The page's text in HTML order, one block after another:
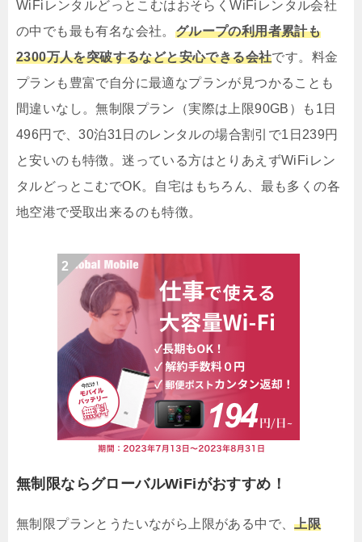
WiFiレンタルどっとこむはおそらくWiFiレンタル会社
の中でも最も有名な会社。 グループの利用者累計も
2300万人を突破するなどと安心できる会社です。料金
プランも豊富で自分に最適なプランが見つかることも
間違いなし。無制限プラン（実際は上限90GB）も1日
496円で、30泊31日のレンタルの場合割引で1日239円
と安いのも特徴。迷っている方はとりあえずWiFiレン
タルどっとこむでOK。自宅はもちろん、最も多くの各
地空港で受取出来るのも特徴。
無制限ならグローバルWiFiがおすすめ！
無制限プランとうたいながら上限がある中で、上限